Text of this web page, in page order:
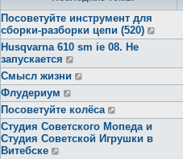
Посоветуйте инструмент для
сборки-разборки цепи (520)
Husqvarna 610 sm ie 08. Не
запускается
Смысл жизни
Флудериум
Посоветуйте колёса
Студия Советского Мопеда и
Студия Советской Игрушки в
Витебске